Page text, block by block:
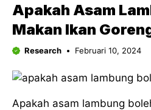
Apakah Asam
Makan Ikan
Research Februari 10, 2024
Apakah asam lambung